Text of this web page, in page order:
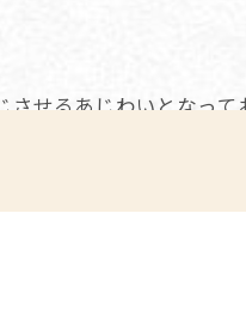
せるあじわいとなっ